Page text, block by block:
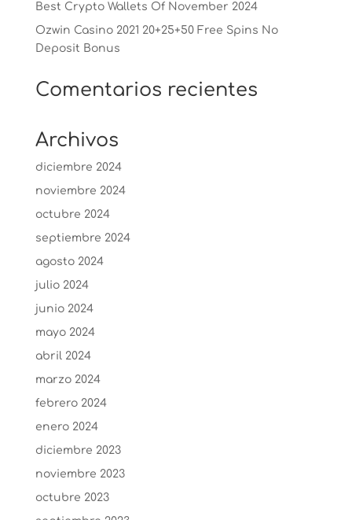
Best Crypto Wallets Of November 2024
Ozwin Casino 2021 20+25+50 Free Spins No
Deposit Bonus
Comentarios recientes
Archivos
diciembre 2024
noviembre 2024
octubre 2024
septiembre 2024
agosto 2024
julio 2024
junio 2024
mayo 2024
abril 2024
marzo 2024
febrero 2024
enero 2024
diciembre 2023
noviembre 2023
octubre 2023